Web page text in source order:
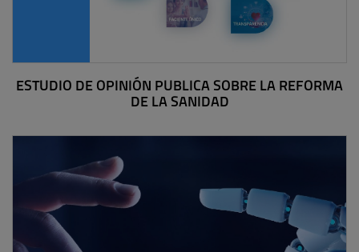
ESTUDIO DE OPINIÓN PUBLICA SOBRE LA REFORMA
DE LA SANIDAD